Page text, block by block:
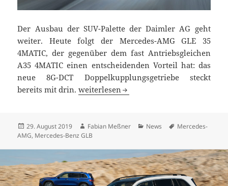
Der Ausbau der SUV-Palette der Daimler AG geht
weiter. Heute folgt der Mercedes-AMG GLE 35
4MATIC, der gegenüber dem fast Antriebsgleichen
A35 4MATIC einen entscheidenden Vorteil hat: das
neue 8G-DCT Doppelkupplungsgetriebe steckt
bereits mit drin.Mercedes-AMG GLB 35 4MATIC Premiere
weiterlesen
Veröffentlicht
am
29. August 2019 Autor
Fabian Meßner Kategorien
News Schlagwörter
Mercedes-
AMG, Mercedes-Benz GLB